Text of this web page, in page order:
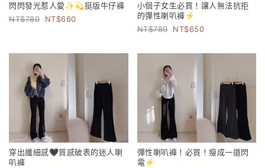
閃閃發光惹人愛✨💫挺版牛仔褲
780
660
小個子女生必買！讓人無法抗拒
的彈性喇叭褲⚡️
780
650
穿出纖細感🖤質感破表的迷人喇
叭褲
彈性喇叭褲！必買！瘦成一道閃
電⚡️